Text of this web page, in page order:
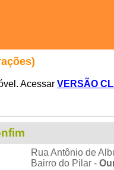
Acessar VERSÃO
Rua Antônio de
Bairro do Pilar -